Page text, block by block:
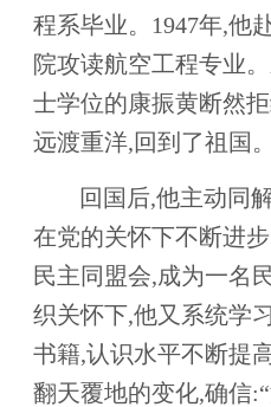
程系毕业。1947年,他
院攻读航空工程专业
士学位的康振黄断然
远渡重洋,回到了祖国。
回国后,他主动同
在党的关怀下不断进
民主同盟会,成为一名
织关怀下,他又系统学
书籍,认识水平不断提
翻天覆地的变化,确信